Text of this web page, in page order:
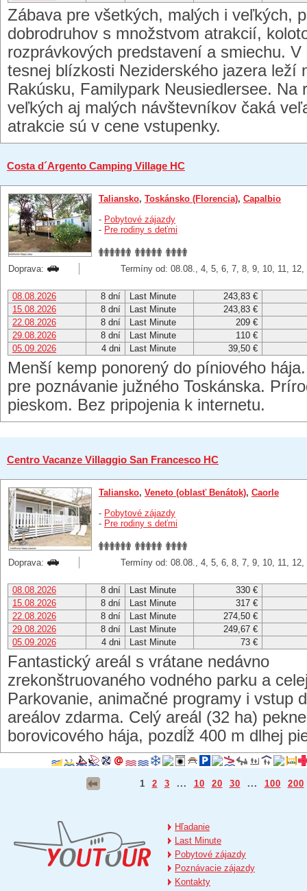
Zábava pre všetkých, malých i veľkých,
dobrodruhov s množstvom atrakcií,
rozprávkových predstavení a smiechu.
tesnej blízkosti Neziderského jazera leží
Rakúsku, Familypark Neusiedlersee. Na
veľkých aj malých návštevníkov čaká
atrakcie sú v cene vstupenky.
Costa d´Argento Camping Village HC
Taliansko, Toskánsko (Florencia), Capalbio
- Pobytové zájazdy
- Pre rodiny s deťmi
Doprava: Termíny od: 08.08., 4, 5, 6, 7, 8, 9, 10, 11, 12,
08.08.2026 8 dní Last Minute
243,83 €
15.08.2026
8 dní Last Minute
243,83 €
22.08.2026
8 dní Last Minute
209 €
29.08.2026
8 dní Last Minute
110 €
05.09.2026
4 dni Last Minute 39,50 €
Menší kemp ponorený do píniového
pre poznávanie južného Toskánska.
pieskom. Bez pripojenia k internetu.
Centro Vacanze Villaggio San Francesco HC
Taliansko, Veneto (oblasť Benátok), Caorle
- Pobytové zájazdy
- Pre rodiny s deťmi
Doprava: Termíny od: 08.08., 4, 5, 6, 8, 7, 9, 10, 11, 12,
08.08.2026 8 dní Last Minute
330 €
15.08.2026
8 dní Last Minute
317 €
22.08.2026
8 dní Last Minute
274,50 €
29.08.2026
8 dní Last Minute
249,67 €
05.09.2026
4 dni Last Minute 73 €
Fantastický areál s vrátane nedávno
zrekonštruovaného vodného parku a
Parkovanie, animačné programy i vstup
areálov zdarma. Celý areál (32 ha)
borovicového hája, pozdĺž 400 m dlhej
1 2 3 ... 10 20 30 ... 100 200
Hľadanie
Last Minute
Pobytové zájazdy
Poznávacie zájazdy
Kontakty